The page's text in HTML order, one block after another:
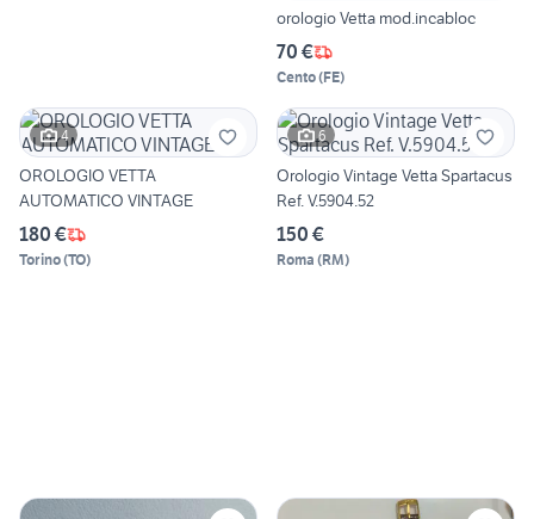
orologio Vetta mod.incabloc
70 €
Cento(FE)
4
OROLOGIO VETTA
AUTOMATICO VINTAGE
180 €
Torino(TO)
6
Orologio Vintage Vetta Spartacus
Ref. V.5904.52
150 €
Roma (RM)